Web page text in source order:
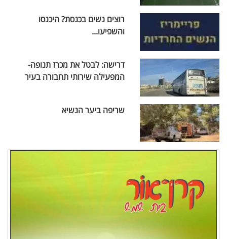
רוצים נשים בכנסת? היכנסו
והשפיעו...
דרישה: לבטל את מכרז תנופה-
המפעילה שירותי תחבורה בעיר
שריפה ביער הנשיא